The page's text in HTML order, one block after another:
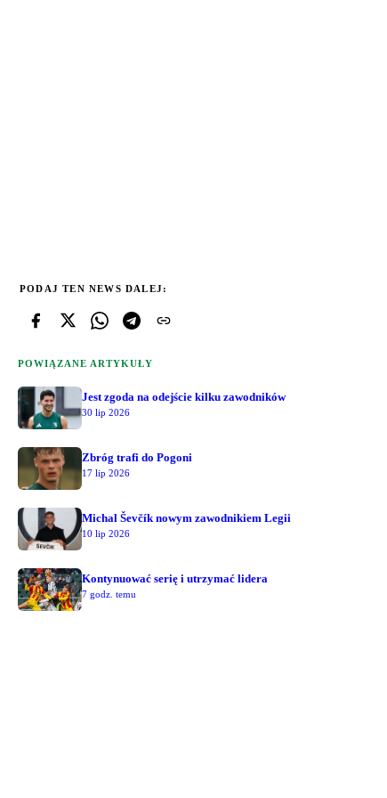
PODAJ TEN NEWS DALEJ:
POWIĄZANE ARTYKUŁY
Jest zgoda na odejście kilku zawodników
30 lip 2026
Zbróg trafi do Pogoni
17 lip 2026
Michal Ševčík nowym zawodnikiem Legii
10 lip 2026
Kontynuować serię i utrzymać lidera
7 godz. temu